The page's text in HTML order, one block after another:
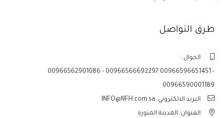
طرق التواصل
الجوال :
00966562901086 - 00966566692297 00966596651451 -
00966590001189
البريد الالكتروني: INFO@NFH.com.sa
العنوان: المدينة المنورة